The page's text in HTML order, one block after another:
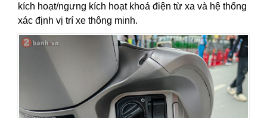
kích hoạt/ngưng kích hoạt khoá điện từ xa và hệ thống
xác định vị trí xe thông minh.